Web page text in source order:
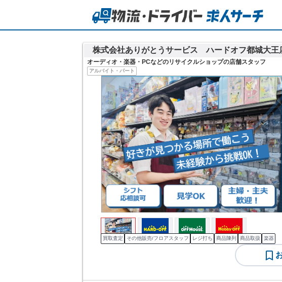
株式会社ありがとうサービス ハードオフ都城大王
オーディオ・楽器・PCなどのリサイクルショップの店舗スタッフ
アルバイト・パート
買取査定 その他販売/フロアスタッフ レジ打ち 商品陳列 商品取扱 楽器